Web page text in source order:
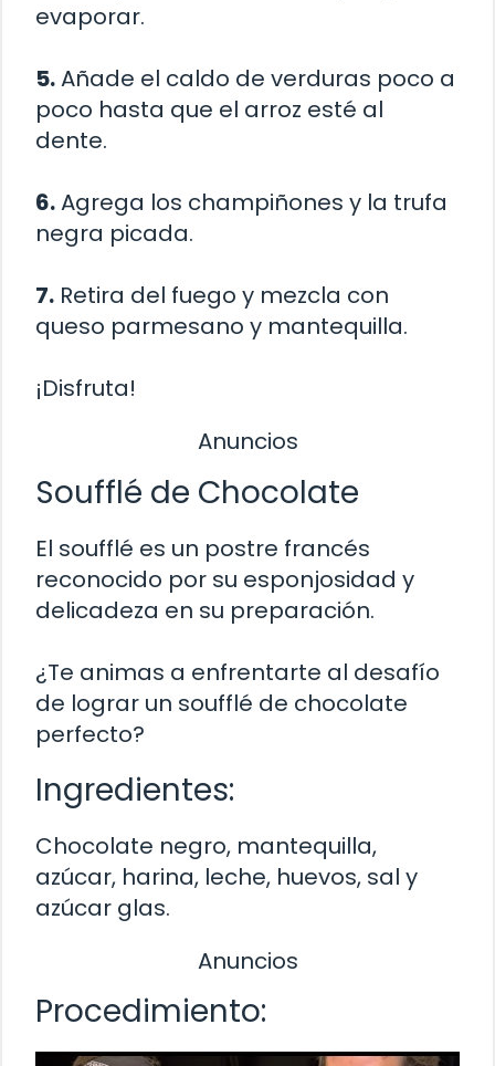
evaporar.
5.Añade el caldo de verduras poco a
poco hasta que el arroz esté al
dente.
6.Agrega los champiñones y la trufa
negra picada.
7. Retira del fuego y mezcla con
queso parmesano y mantequilla.
¡Disfruta!
Anuncios
Soufflé de Chocolate
El soufflé es un postre francés
reconocido por su esponjosidad y
delicadeza en su preparación.
¿Te animas a enfrentarte al desafío
de lograr un soufflé de chocolate
perfecto?
Ingredientes:
Chocolate negro, mantequilla,
azúcar, harina, leche, huevos, sal y
azúcar glas.
Anuncios
Procedimiento: